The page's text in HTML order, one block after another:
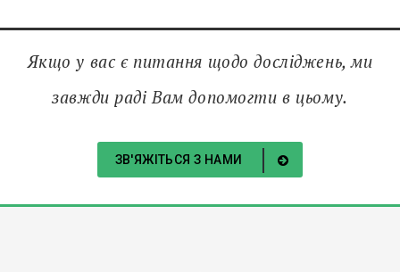
Якщо у вас є питання щодо досліджень, ми
завжди раді Вам допомогти в цьому.
ЗВ'ЯЖІТЬСЯ З НАМИ